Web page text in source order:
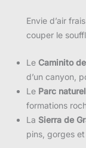
Envie d’air
couper le
Le Caminito
d’un canyon,
Le Parc
formations
La Sierra de
pins, gorges